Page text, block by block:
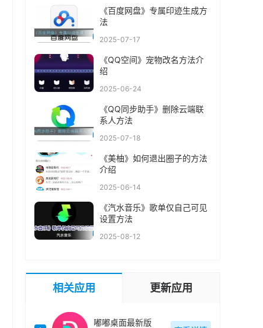
《百度网盘》专属印迹生成方
法
2025-07-17
《QQ空间》宠物改名方法介
绍
2025-06-24
《QQ同步助手》删除云端联
系人方法
2025-07-18
《美柚》如何退出圈子的方法
介绍
2025-06-14
《汽水音乐》歌单仅自己可见
设置方法
2025-08-12
相关应用 更新应用
嘟嘟桌面最新版